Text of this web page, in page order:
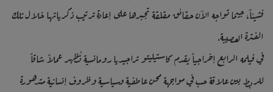
فشيئاً، جيما تواجه الآن حقائق مقلقة تجبرها على إعادة ترتيب ذكرياتها خلال تلك
الفترة العصيبة.
في فيلمه الرابع إخراجياً يقدم كاستيليتو تراجيديا رومانسية تُظهر عملاً شاقاً
للربط بين علاقة حب في مواجهة محن عاطفية وسياسية وظروف إنسانية متدهورة